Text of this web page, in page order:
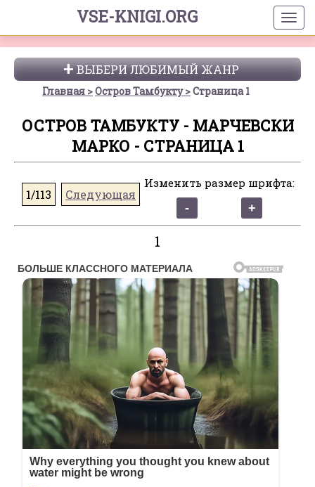
VSE-KNIGI.ORG
ВЫБЕРИ ЛЮБИМЫЙ ЖАНР
Главная Остров Тамбукту Страница 1
ОСТРОВ ТАМБУКТУ - МАРЧЕВСКИ
МАРКО - СТРАНИЦА 1
1/113 Следующая
Изменить размер шрифта:
1